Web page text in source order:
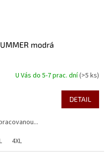
modrá
U Vás do 5-7 prac. dní(>5 ks)
DETAIL
4XL